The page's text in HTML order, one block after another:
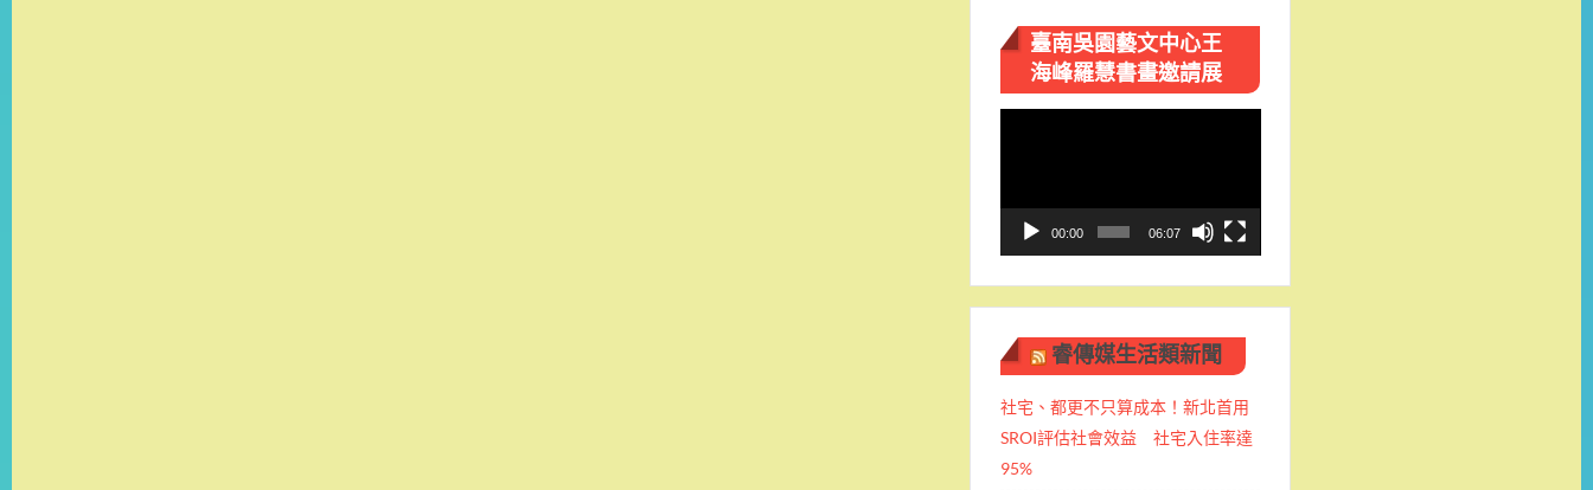
臺南吳園藝文中心王
海峰羅慧書畫邀請展
00:00 06:07
睿傳媒生活類新聞
社宅、都更不只算成本！新北首用
SROI評估社會效益 社宅入住率達
95%